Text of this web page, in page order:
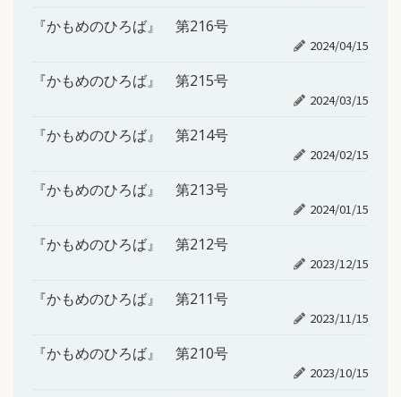
『かもめのひろば』 第216号
2024/04/15
『かもめのひろば』 第215号
2024/03/15
『かもめのひろば』 第214号
2024/02/15
『かもめのひろば』 第213号
2024/01/15
『かもめのひろば』 第212号
2023/12/15
『かもめのひろば』 第211号
2023/11/15
『かもめのひろば』 第210号
2023/10/15